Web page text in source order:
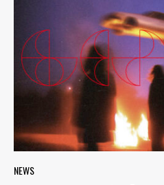
NEWS